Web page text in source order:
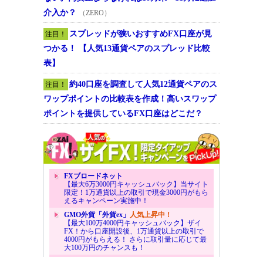
介入か？
（ZERO）
注目！
スプレッドが狭いおすすめFX口座が見
つかる！ 【人気13通貨ペアのスプレッド比較
表】
注目！
約40口座を調査して人気12通貨ペアのス
ワップポイントの比較表を作成！高いスワップ
ポイントを提供しているFX口座はどこだ？
FXブロードネット
【最大6万3000円キャッシュバック】当サイト
限定！1万通貨以上の取引で現金3000円がもら
えるキャンペーン実施中！
GMO外貨「外貨ex」 人気上昇中！
【最大100万4000円キャッシュバック】ザイ
FX！から口座開設後、1万通貨以上の取引で
4000円がもらえる！ さらに取引量に応じて最
大100万円のチャンスも！